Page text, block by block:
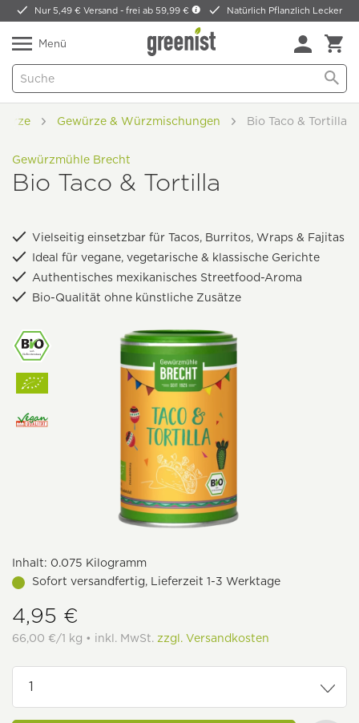
Nur 5,49 € Versand -frei ab 59,99 € Natürlich Pflanzlich Lecker
Menü
Gewürze & Würzmischungen Bio Taco & Tortilla
Gewürzmühle Brecht
Bio Taco & Tortilla
Vielseitig einsetzbar für Tacos, Burritos, Wraps & Fajitas
Ideal für vegane, vegetarische & klassische Gerichte
Authentisches mexikanisches Streetfood-Aroma
Bio-Qualität ohne künstliche Zusätze
Inhalt: 0.075 Kilogramm
Sofort versandfertig, Lieferzeit 1-3 Werktage
4,95 €
66,00 €/1 kg • inkl. MwSt. zzgl. Versandkosten